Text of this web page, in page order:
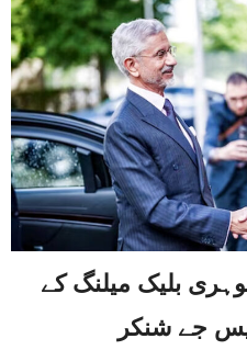
بلیک میلنگ کے
جے شنکر